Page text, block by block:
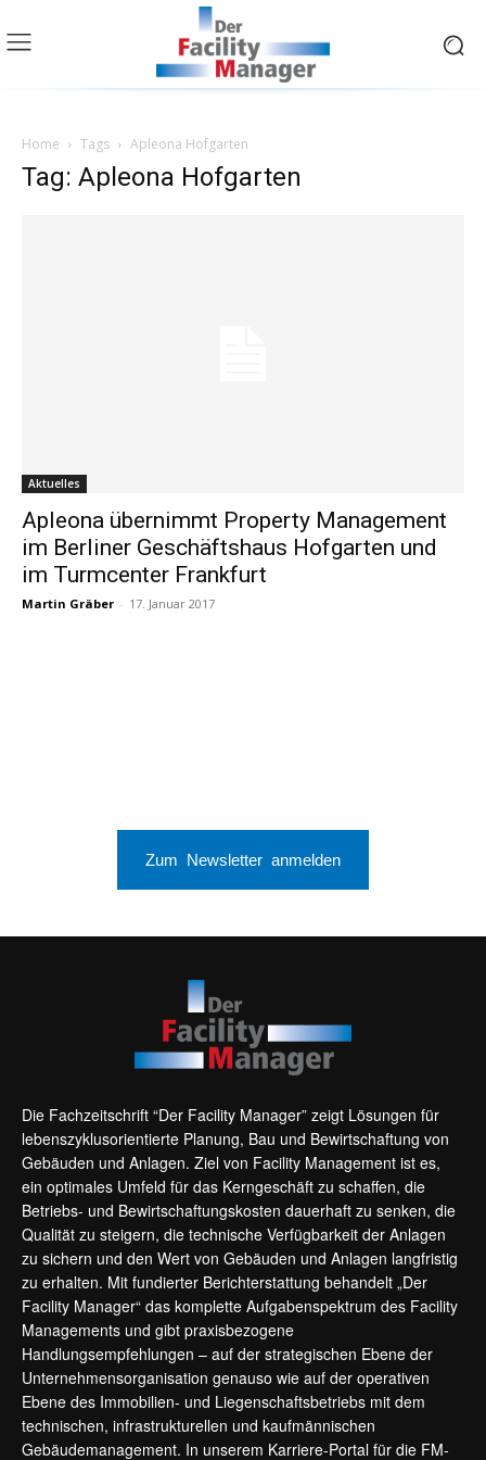
Home Tags Apleona Hofgarten
Tag: Apleona Hofgarten
Aktuelles
Apleona übernimmt Property Management
im Berliner Geschäftshaus Hofgarten und
im Turmcenter Frankfurt
Martin Gräber - 17. Januar 2017
Zum Newsletter anmelden
Die Fachzeitschrift “Der Facility Manager” zeigt Lösungen für
lebenszyklusorientierte Planung, Bau und Bewirtschaftung von
Gebäuden und Anlagen. Ziel von Facility Management ist es,
ein optimales Umfeld für das Kerngeschäft zu schaffen, die
Betriebs- und Bewirtschaftungskosten dauerhaft zu senken, die
Qualität zu steigern, die technische Verfügbarkeit der Anlagen
zu sichern und den Wert von Gebäuden und Anlagen langfristig
zu erhalten. Mit fundierter Berichterstattung behandelt „Der
Facility Manager“ das komplette Aufgabenspektrum des Facility
Managements und gibt praxisbezogene
Handlungsempfehlungen – auf der strategischen Ebene der
Unternehmensorganisation genauso wie auf der operativen
Ebene des Immobilien- und Liegenschaftsbetriebs mit dem
technischen, infrastrukturellen und kaufmännischen
Gebäudemanagement. In unserem Karriere-Portal für die FM-